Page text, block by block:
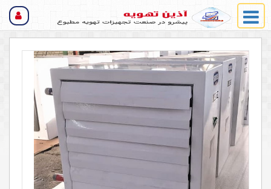
سیستم های سرمایشی و گرمایشی یونیت هیتر